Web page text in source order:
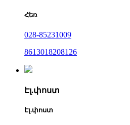
Հեռ
028-85231009
8613018208126
Էլ.փոստ
Էլ.փոստ